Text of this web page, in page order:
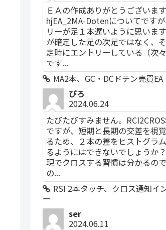
ＥＡの作成ありがとうございます
hjEA_2MA-Dotenについてです
リーが足１本遅いように思いま
が確定した足の次足ではなく、
定時にエントリーしている（次
です...
MA2本、GC・DCドテン売買EA
ぴろ
2024.06.24
たびたびすみません。
ですが、短期と長期の交差を視
るため、２本の差をヒストグラ
るようにはできないでしょうか
現でクロスする習慣は分かるの
の...
RSI 2本タッチ、クロス通知イ
ー
ser
2024.06.11